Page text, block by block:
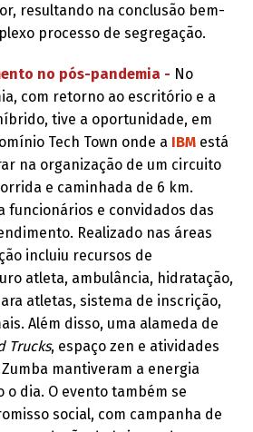
resultando na conclusão bem-
processo de segregação.
no pós-pandemia - No
com retorno ao escritório e a
tive a oportunidade, em
Tech Town onde a IBM está
na organização de um circuito
e caminhada de 6 km.
funcionários e convidados das
Realizado nas áreas
incluiu recursos de
atleta, ambulância, hidratação,
atletas, sistema de inscrição,
Além disso, uma alameda de
Trucks, espaço zen e atividades
mantiveram a energia
dia. O evento também se
social, com campanha de